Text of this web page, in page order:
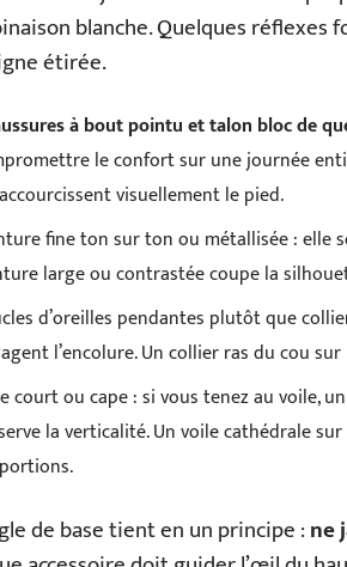
blanche. Quelques
étirée.
à bout pointu et talon bloc de
le confort sur une journée
visuellement le pied.
fine ton sur ton ou métallisée : elle
large ou contrastée coupe la
d’oreilles pendantes plutôt que
l’encolure. Un collier ras du cou
court ou cape : si vous tenez au voile,
la verticalité. Un voile cathédrale
de base tient en un principe :ne